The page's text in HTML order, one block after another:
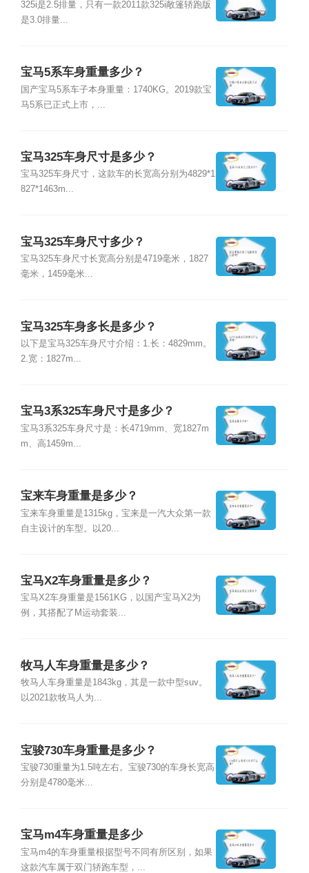
325i是2.5排量，只有一款2011款325i敞篷轿跑版
是3.0排量...
宝马5系车身重量多少？
国产宝马5系车子本身重量：1740KG。2019款宝
马5系已正式上市，...
宝马325车身尺寸是多少？
宝马325车身尺寸，这款车的长宽高分别为4829*1
827*1463m...
宝马325车身尺寸多少？
宝马325车身尺寸长宽高分别是4719毫米，1827
毫米，1459毫米...
宝马325车身多长是多少？
以下是宝马325车身尺寸介绍：1.长：4829mm。
2.宽：1827m...
宝马3系325车身尺寸是多少？
宝马3系325车身尺寸是：长4719mm、宽1827m
m、高1459m...
宝来车身重量是多少？
宝来车身重量是1315kg，宝来是一汽大众第一款
自主设计的车型。以20...
宝马X2车身重量是多少？
宝马X2车身重量是1561KG，以国产宝马X2为
例，其搭配了M运动套装...
牧马人车身重量是多少？
牧马人车身重量是1843kg，其是一款中型suv。
以2021款牧马人为...
宝骏730车身重量是多少？
宝骏730重量为1.5吨左右。宝骏730的车身长宽高
分别是4780毫米...
宝马m4车身重量是多少
宝马m4的车身重量根据型号不同有所区别，如果
这款汽车属于双门轿跑车型，...